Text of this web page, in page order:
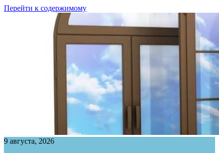
Перейти к содержимому
9 августа, 2026